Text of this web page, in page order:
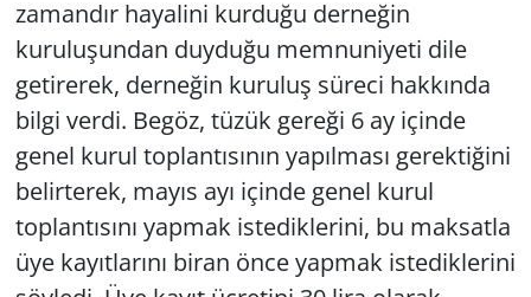
zamandır hayalini kurduğu derneğin
kuruluşundan duyduğu memnuniyeti dile
getirerek, derneğin kuruluş süreci hakkında
bilgi verdi. Begöz, tüzük gereği 6 ay içinde
genel kurul toplantısının yapılması gerektiğini
belirterek, mayıs ayı içinde genel kurul
toplantısını yapmak istediklerini, bu maksatla
üye kayıtlarını biran önce yapmak istediklerini